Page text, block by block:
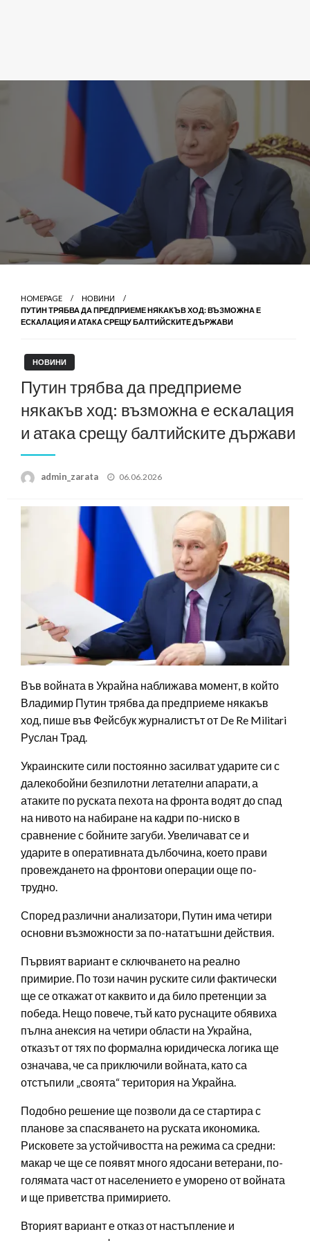
HOMEPAGE
НОВИНИ
ПУТИН ТРЯБВА ДА ПРЕДПРИЕМЕ НЯКАКЪВ ХОД: ВЪЗМОЖНА Е
ЕСКАЛАЦИЯ И АТАКА СРЕЩУ БАЛТИЙСКИТЕ ДЪРЖАВИ
НОВИНИ
Путин трябва да предприеме
някакъв ход: възможна е ескалация
и атака срещу балтийските държави
admin_zarata
Posted
06.06.2026
Във войната в Украйна наближава момент, в който
Владимир Путин трябва да предприеме някакъв
ход, пише във Фейсбук журналистът от De Re Militari
Руслан Трад.
Украинските сили постоянно засилват ударите си с
далекобойни безпилотни летателни апарати, а
атаките по руската пехота на фронта водят до спад
на нивото на набиране на кадри по-ниско в
сравнение с бойните загуби. Увеличават се и
ударите в оперативната дълбочина, което прави
провеждането на фронтови операции още по-
трудно.
Според различни анализатори, Путин има четири
основни възможности за по-нататъшни действия.
Първият вариант е сключването на реално
примирие. По този начин руските сили фактически
ще се откажат от каквито и да било претенции за
победа. Нещо повече, тъй като руснаците обявиха
пълна анексия на четири области на Украйна,
отказът от тях по формална юридическа логика ще
означава, че са приключили войната, като са
отстъпили „своята“ територия на Украйна.
Подобно решение ще позволи да се стартира с
планове за спасяването на руската икономика.
Рисковете за устойчивостта на режима са средни:
макар че ще се появят много ядосани ветерани, по-
голямата част от населението е уморено от войната
и ще приветства примирието.
Вторият вариант е отказ от настъпление и